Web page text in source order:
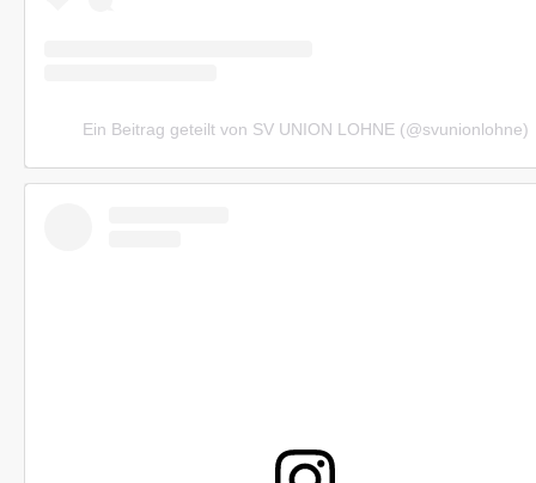
Ein Beitrag geteilt von SV UNION LOHNE (@svunionlohne)